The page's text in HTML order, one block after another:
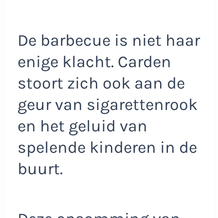
De barbecue is niet haar
enige klacht. Carden
stoort zich ook aan de
geur van sigarettenrook
en het geluid van
spelende kinderen in de
buurt.